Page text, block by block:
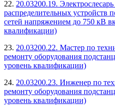
22. 20.03200.19.
распределительных устройств
сетей напряжением до 750 кВ
квалификации)
23. 20.03200.22. Мастер по
ремонту оборудования
уровень квалификации)
24. 20.03200.23. Инженер по
ремонту оборудования
уровень квалификации)